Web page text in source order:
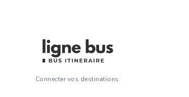
Connecter vos destinations